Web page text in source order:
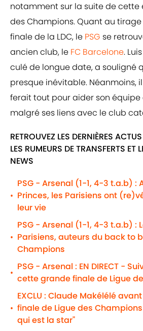
notamment sur la suite de cette
des Champions. Quant au
finale de la LDC, le PSG se
ancien club, le FC Barcelone.
culé de longue date, a souligné
presque inévitable. Néanmoins,
ferait tout pour aider son équipe
malgré ses liens avec le club
RETROUVEZ LES DERNIÈRES
LES RUMEURS DE TRANSFERTS ET
NEWS
•
PSG - Arsenal (1-1, 4-3 t.a.b) :
Princes, les Parisiens ont
leur vie
•
PSG - Arsenal (1-1, 4-3 t.a.b) :
Parisiens, auteurs du back to
Champions
•
PSG - Arsenal : EN DIRECT -
cette grande finale de Ligue
•
EXCLU : Claude Makélélé
finale de Ligue des Champions
qui est la star"